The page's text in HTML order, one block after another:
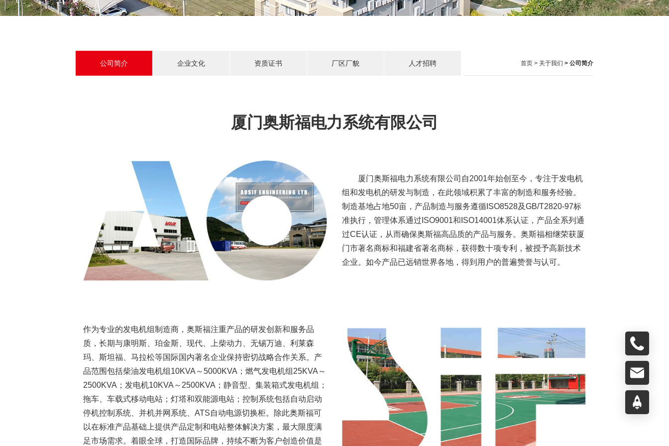
首页 > 关于我们 > 公司简介
公司简介 企业文化 资质证书 厂区厂貌 人才招聘
厦门奥斯福电力系统有限公司
厦门奥斯福电力系统有限公司自2001年始创至今，专注于发电机
组和发电机的研发与制造，在此领域积累了丰富的制造和服务经验。
制造基地占地50亩，产品制造与服务遵循ISO8528及GB/T2820-97标
准执行，管理体系通过ISO9001和ISO14001体系认证，产品全系列通
过CE认证，从而确保奥斯福高品质的产品与服务。奥斯福相继荣获厦
门市著名商标和福建省著名商标，获得数十项专利，被授予高新技术
企业。如今产品已远销世界各地，得到用户的普遍赞誉与认可。
作为专业的发电机组制造商，奥斯福注重产品的研发创新和服务品
质，长期与康明斯、珀金斯、现代、上柴动力、无锡万迪、利莱森
玛、斯坦福、马拉松等国际国内著名企业保持密切战略合作关系。产
品范围包括柴油发电机组10KVA～5000KVA；燃气发电机组25KVA～
2500KVA；发电机10KVA～2500KVA；静音型、集装箱式发电机组；
拖车、车载式移动电站；灯塔和双能源电站；控制系统包括自动启动
停机控制系统、并机并网系统、ATS自动电源切换柜。除此奥斯福可
以在标准产品基础上提供产品定制和电站整体解决方案，最大限度满
足市场需求。着眼全球，打造国际品牌，持续不断为客户创造价值是